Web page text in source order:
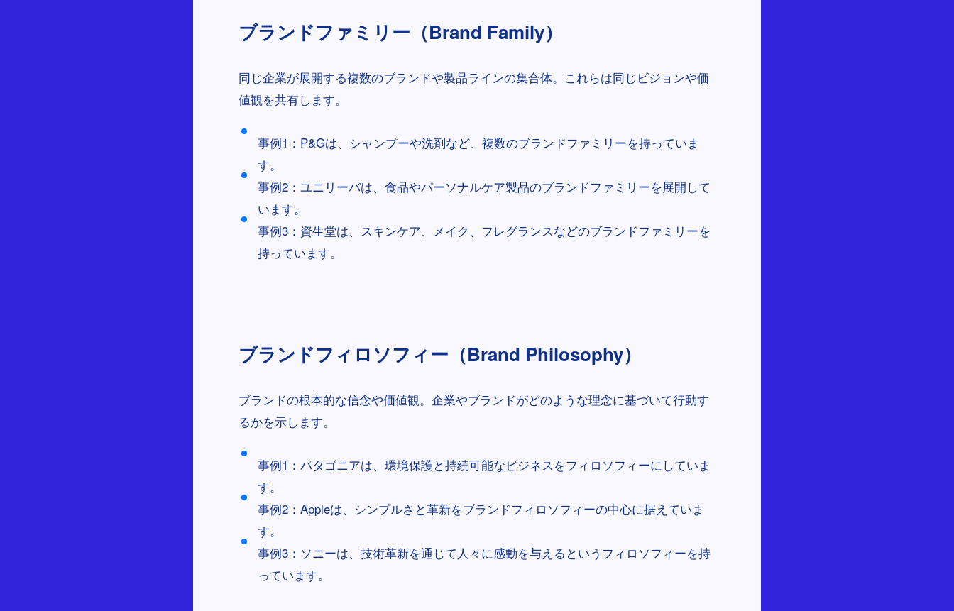
ブランドファミリー（Brand Family）
同じ企業が展開する複数のブランドや製品ラインの集合体。これらは同じビジョンや価
値観を共有します。
事例1：P&Gは、シャンプーや洗剤など、複数のブランドファミリーを持っていま
す。
事例2：ユニリーバは、食品やパーソナルケア製品のブランドファミリーを展開して
います。
事例3：資生堂は、スキンケア、メイク、フレグランスなどのブランドファミリーを
持っています。
ブランドフィロソフィー（Brand Philosophy）
ブランドの根本的な信念や価値観。企業やブランドがどのような理念に基づいて行動す
るかを示します。
事例1：パタゴニアは、環境保護と持続可能なビジネスをフィロソフィーにしていま
す。
事例2：Appleは、シンプルさと革新をブランドフィロソフィーの中心に据えていま
す。
事例3：ソニーは、技術革新を通じて人々に感動を与えるというフィロソフィーを持
っています。